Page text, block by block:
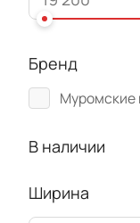
Бренд
Муромские
В наличии
Ширина